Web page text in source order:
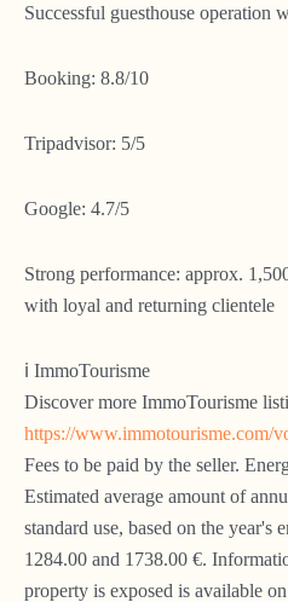
Successful guesthouse operation
Booking: 8.8/10
Tripadvisor: 5/5
Google: 4.7/5
Strong performance: approx.
with loyal and returning clientele
ℹ️ ImmoTourisme
Discover more ImmoTourisme
https://www.immotourisme.com/
Fees to be paid by the seller.
Estimated average amount of
standard use, based on the year's
1284.00 and 1738.00 €.
property is exposed is available